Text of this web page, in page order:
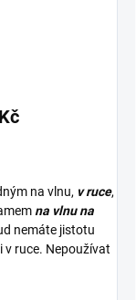
na vlnu, v ruce,
na vlnu na
nemáte jistotu
v ruce. Nepoužívat